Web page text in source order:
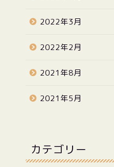
2022年3月
2022年2月
2021年8月
2021年5月
カテゴリー